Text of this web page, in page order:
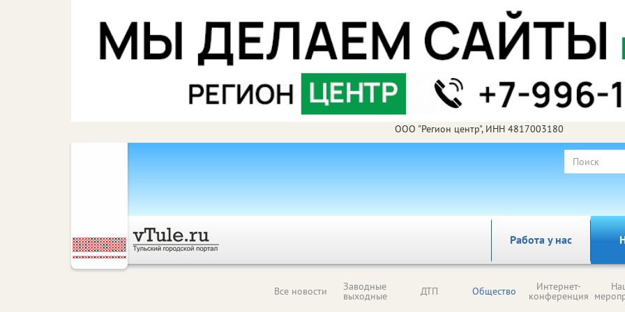
ООО "Регион центр", ИНН 4817003180
Работа у нас
Все новости Заводные
выходные ДТП Общество Интернет-
конференция